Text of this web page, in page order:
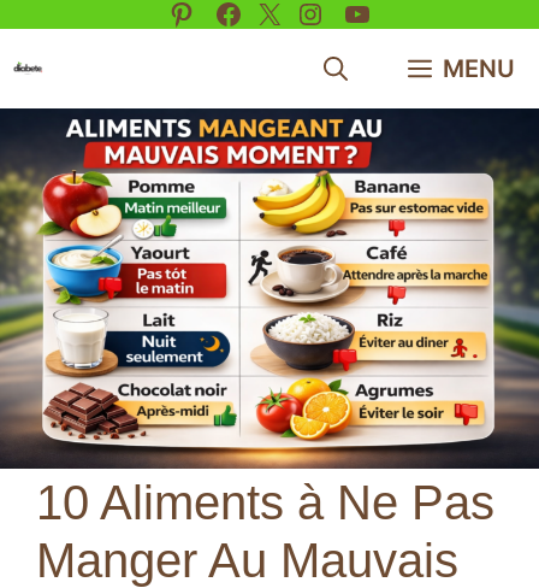
Pinterest
Facebook
X Instagram
YouTube
MENU
10 Aliments à Ne Pas
Manger Au Mauvais